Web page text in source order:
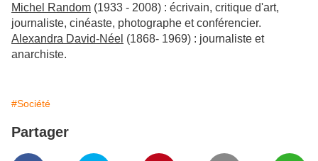
Michel Random (1933 - 2008) : écrivain, critique d'art,
journaliste, cinéaste, photographe et conférencier.
Alexandra David-Néel (1868- 1969) : journaliste et
anarchiste.
#Société
Partager